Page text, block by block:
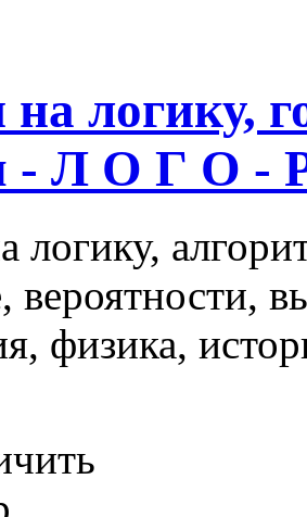
на логику,
- Л О Г О -
логику,
вероятности,
физика,